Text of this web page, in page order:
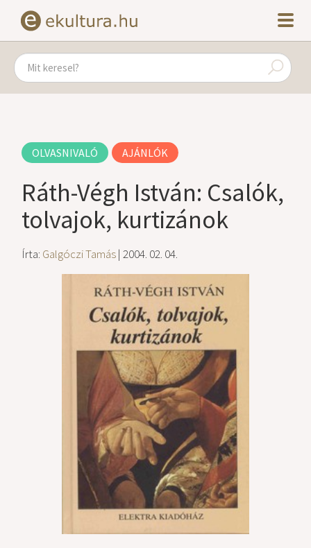
OLVASNIVALÓ AJÁNLÓK
Ráth-Végh István: Csalók,
tolvajok, kurtizánok
Írta: Galgóczi Tamás| 2004. 02. 04.